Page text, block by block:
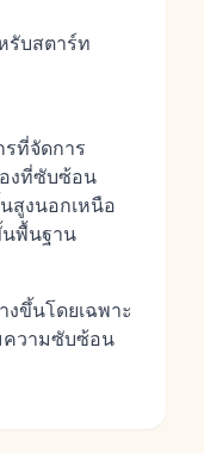
รับสตาร์ท
ที่จัดการ
งที่ซับซ้อน
สูงนอกเหนือ
นพื้นฐาน
ขึ้นโดยเฉพาะ
ความซับซ้อน